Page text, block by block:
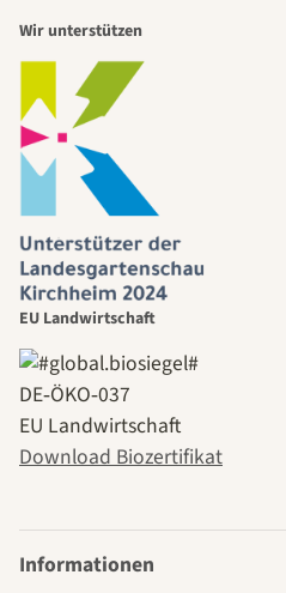
Wir unterstützen
EU Landwirtschaft
DE‑ÖKO‑037
EU Landwirtschaft
Download Biozertifikat
Informationen